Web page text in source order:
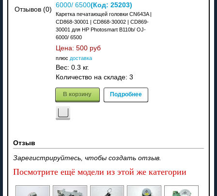
Отзывов (0)
6000/ 6500(Код: 25203)
Каретка печатающей головки CN643A |
CD868-30001 | CD868-30002 | CD869-
30001 для HP Photosmart B110b/ OJ-
6000/ 6500
Цена: 500 руб
плюс доставка
Вес: 0.3 кг.
Количество на складе: 3
В корзину Подробнее
Отзыв
Зарегистрируйтесь, чтобы создать отзыв.
Посмотрите ещё модели из этой же категории